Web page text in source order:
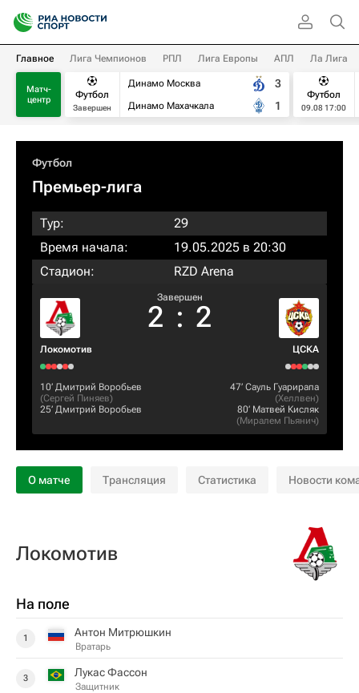
Главное Лига Чемпионов РПЛ Лига Европы АПЛ Ла Лига
Матч-
центр
Футбол
Завершен
Динамо Москва
Динамо Махачкала
3
1
Футбол
09.08 17:00
Футбол
Премьер-лига
Тур:
29
Время начала:
19.05.2025 в 20:30
Стадион:
RZD Arena
Локомотив
Завершен
2 : 2
ЦСКА
10‎’‎ Дмитрий Воробьев
(Сергей Пиняев)
25‎’‎ Дмитрий Воробьев
47‎’‎ Сауль Гуарирапа
(Хеллвен)
80‎’‎ Матвей Кисляк
(Миралем Пьянич)
О матче Трансляция Статистика Новости
Локомотив
На поле
1 Антон Митрюшкин
Вратарь
3 Лукас Фассон
Защитник